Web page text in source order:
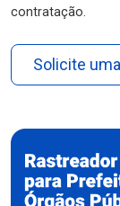
contratação.
Solicite